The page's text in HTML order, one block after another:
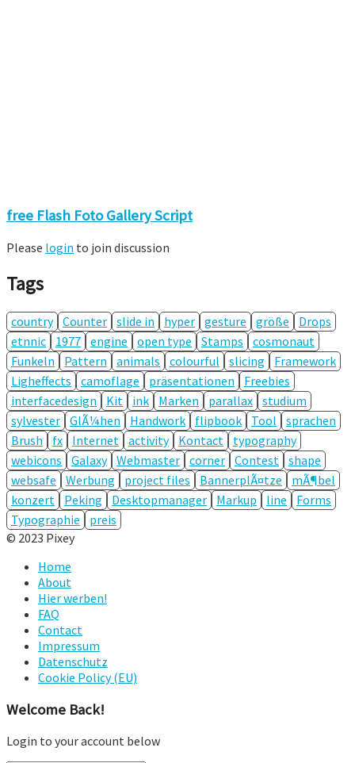
free Flash Foto Gallery Script
Please login to join discussion
Tags
country Counter slide in hyper gesture größe
Drops
etnnic
1977 engine open type Stamps
cosmonaut
Funkeln
Pattern animals colourful slicing
Framework
Ligheffects
camoflage präsentationen
Freebies
interfacedesign
Kit ink Marken parallax studium
sylvester GlÃ¼hen Handwork flipbook Tool
sprachen
Brush
fx Internet activity Kontact
typography
webicons
Galaxy Webmaster corner Contest
shape
websafe
Werbung project files BannerplÃ¤tze
mÃ¶bel
konzert
Peking Desktopmanager Markup line
Forms
Typographie
preis
© 2023 Pixey
Home
About
Hier werben!
FAQ
Contact
Impressum
Datenschutz
Cookie Policy (EU)
Welcome Back!
Login to your account below